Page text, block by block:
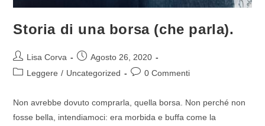
Storia di una borsa (che parla).
Lisa Corva
Agosto 26, 2020
Leggere / Uncategorized 0 Commenti
Non avrebbe dovuto comprarla, quella borsa. Non perché non
fosse bella, intendiamoci: era morbida e buffa come la